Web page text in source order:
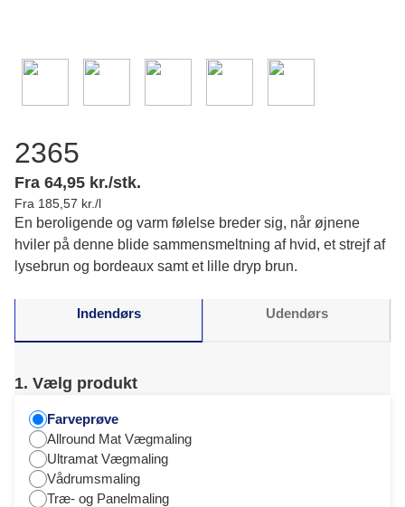
2365
Fra 64,95 kr./stk.
Fra 185,57 kr./l
En beroligende og varm følelse breder sig, når øjnene
hviler på denne blide sammensmeltning af hvid, et strejf af
lysebrun og bordeaux samt et lille dryp brun.
Indendørs Udendørs
1. Vælg produkt
Farveprøve
Allround Mat Vægmaling
Ultramat Vægmaling
Vådrumsmaling
Træ- og Panelmaling